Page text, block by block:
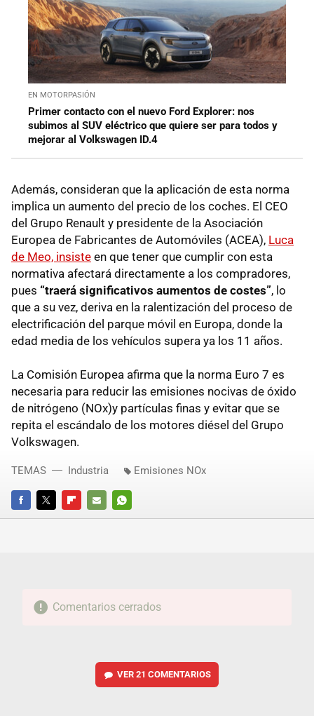
EN MOTORPASIÓN
Primer contacto con el nuevo Ford Explorer: nos
subimos al SUV eléctrico que quiere ser para todos y
mejorar al Volkswagen ID.4
Además, consideran que la aplicación de esta norma
implica un aumento del precio de los coches. El CEO
del Grupo Renault y presidente de la Asociación
Europea de Fabricantes de Automóviles (ACEA), Luca
de Meo, insiste en que tener que cumplir con esta
normativa afectará directamente a los compradores,
pues “traerá significativos aumentos de costes”, lo
que a su vez, deriva en la ralentización del proceso de
electrificación del parque móvil en Europa, donde la
edad media de los vehículos supera ya los 11 años.
La Comisión Europea afirma que la norma Euro 7 es
necesaria para reducir las emisiones nocivas de óxido
de nitrógeno (NOx)y partículas finas y evitar que se
repita el escándalo de los motores diésel del Grupo
Volkswagen.
FACEBOOKTWITTERFLIPBOARD
E-
WHATSAPP
TEMAS Industria Emisiones NOx
Comentarios cerrados
VER 21 COMENTARIOS